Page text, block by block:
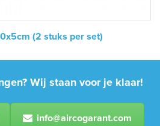
(2 stuks per set)
Wij staan voor je klaar!
info@aircogarant.com